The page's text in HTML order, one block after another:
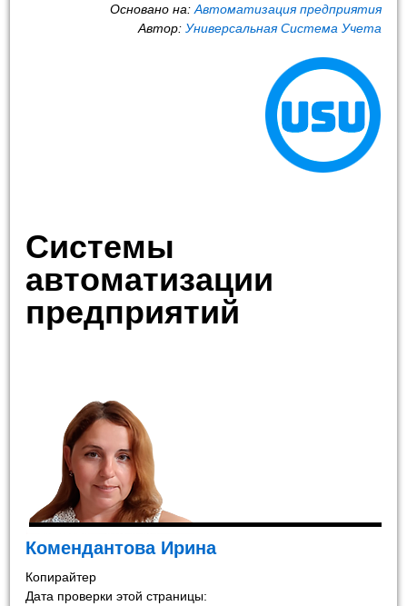
Основано на: Автоматизация предприятия
Автор: Универсальная Система Учета
Системы
автоматизации
предприятий
Комендантова Ирина
Копирайтер
Дата проверки этой страницы: